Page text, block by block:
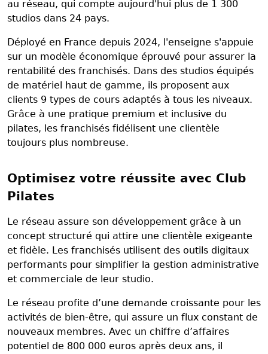
au réseau, qui compte aujourd'hui plus de 1 300
studios dans 24 pays.
Déployé en France depuis 2024, l'enseigne s'appuie
sur un modèle économique éprouvé pour assurer la
rentabilité des franchisés. Dans des studios équipés
de matériel haut de gamme, ils proposent aux
clients 9 types de cours adaptés à tous les niveaux.
Grâce à une pratique premium et inclusive du
pilates, les franchisés fidélisent une clientèle
toujours plus nombreuse.
Optimisez votre réussite avec Club
Pilates
Le réseau assure son développement grâce à un
concept structuré qui attire une clientèle exigeante
et fidèle. Les franchisés utilisent des outils digitaux
performants pour simplifier la gestion administrative
et commerciale de leur studio.
Le réseau profite d’une demande croissante pour les
activités de bien-être, qui assure un flux constant de
nouveaux membres. Avec un chiffre d’affaires
potentiel de 800 000 euros après deux ans, il